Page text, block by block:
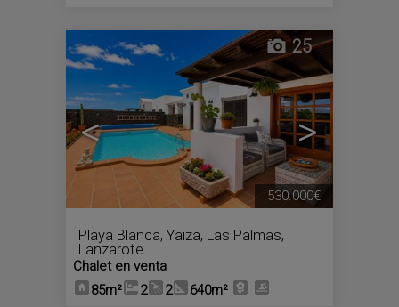
< >
25
Playa Blanca, Yaiza, Las Palmas,
Lanzarote
Chalet en venta
85m²
2 2 640m²
530.000€